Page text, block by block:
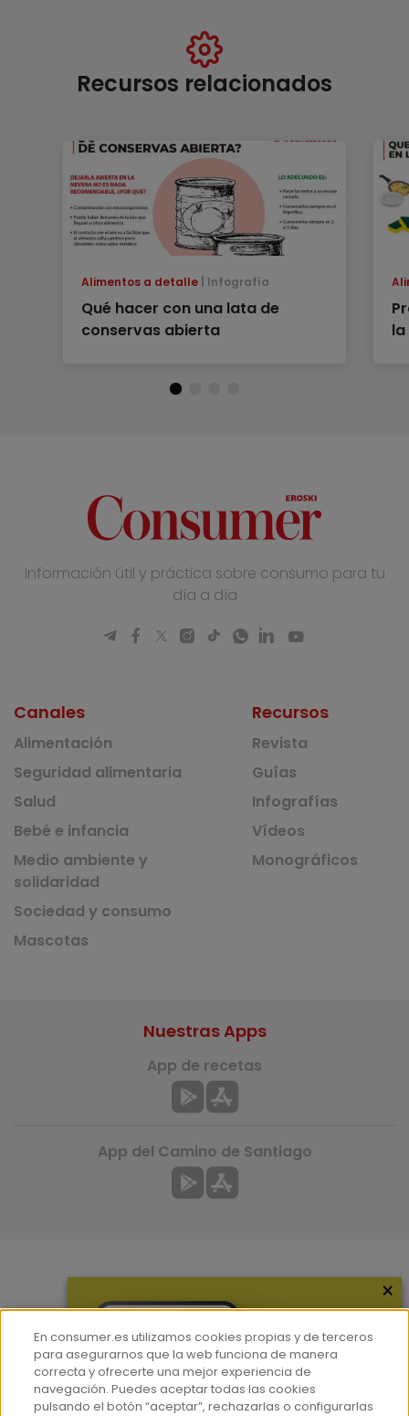
Recursos relacionados
Alimentos a detalle Infografía
Qué hacer con una lata de
conservas abierta
Información útil y práctica sobre consumo para tu
día a día
Canales
Alimentación
Seguridad alimentaria
Salud
Bebé e infancia
Medio ambiente y
solidaridad
Sociedad y consumo
Mascotas
Recursos
Revista
Guías
Infografías
Vídeos
Monográficos
Hemeroteca
Contacto
Prensa
Nuestras Apps
App de recetas
App del Camino de Santiago
×
En consumer.es utilizamos cookies propias y de terceros
para asegurarnos que la web funciona de manera
correcta y ofrecerte una mejor experiencia de
navegación. Puedes aceptar todas las cookies
pulsando el botón “aceptar”, rechazarlas o configurarlas